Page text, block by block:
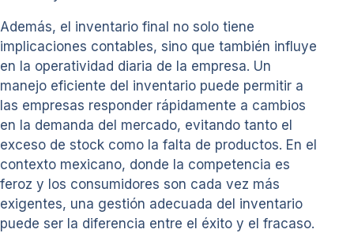
Además, el inventario final no solo tiene
implicaciones contables, sino que también influye
en la operatividad diaria de la empresa. Un
manejo eficiente del inventario puede permitir a
las empresas responder rápidamente a cambios
en la demanda del mercado, evitando tanto el
exceso de stock como la falta de productos. En el
contexto mexicano, donde la competencia es
feroz y los consumidores son cada vez más
exigentes, una gestión adecuada del inventario
puede ser la diferencia entre el éxito y el fracaso.